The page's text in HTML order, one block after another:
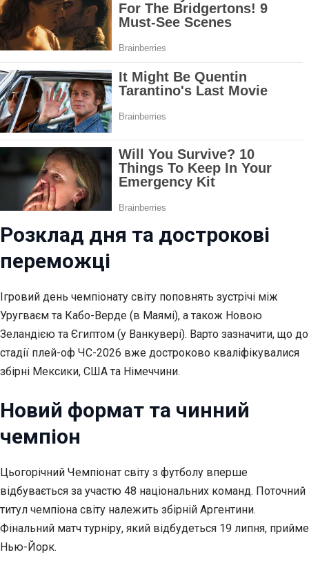
Розклад дня та дострокові
переможці
Ігровий день чемпіонату світу поповнять зустрічі між
Уругваєм та Кабо-Верде (в Маямі), а також Новою
Зеландією та Єгиптом (у Ванкувері). Варто зазначити, що до
стадії плей-оф ЧС-2026 вже достроково кваліфікувалися
збірні Мексики, США та Німеччини.
Новий формат та чинний
чемпіон
Цьогорічний Чемпіонат світу з футболу вперше
відбувається за участю 48 національних команд. Поточний
титул чемпіона світу належить збірній Аргентини.
Фінальний матч турніру, який відбудеться 19 липня, прийме
Нью-Йорк.